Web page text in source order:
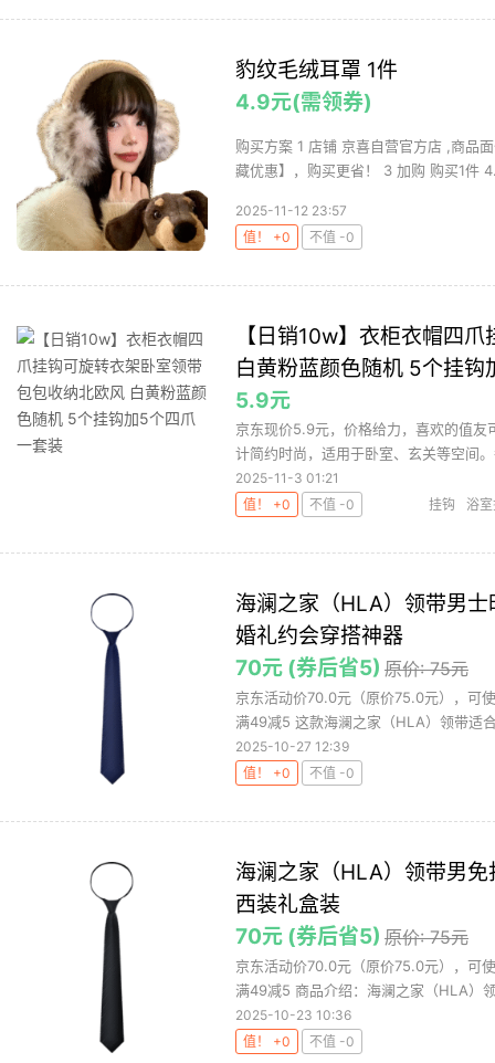
豹纹毛绒耳罩 1件
4.9元(需领券)
购买方案 1 店铺 京喜自营官方店 ,商品
藏优惠】，购买更省！ 3 加购 购买1件
2025-11-12 23:57
值！ +0
不值 -0
【日销10w】衣柜衣帽四
白黄粉蓝颜色随机 5个挂钩
5.9元
京东现价5.9元，价格给力，喜欢的值
计简约时尚，适用于卧室、玄关等空间
2025-11-3 01:21
值！ +0
不值 -0 挂钩 浴
海澜之家（HLA）领带男
婚礼约会穿搭神器
70元 (券后省5) 原价: 75元
京东活动价70.0元（原价75.0元），可
满49减5 这款海澜之家（HLA）领带适
2025-10-27 12:39
值！ +0
不值 -0
海澜之家（HLA）领带男
西装礼盒装
70元 (券后省5) 原价: 75元
京东活动价70.0元（原价75.0元），可
满49减5 商品介绍：海澜之家（HLA）
2025-10-23 10:36
值！ +0
不值 -0